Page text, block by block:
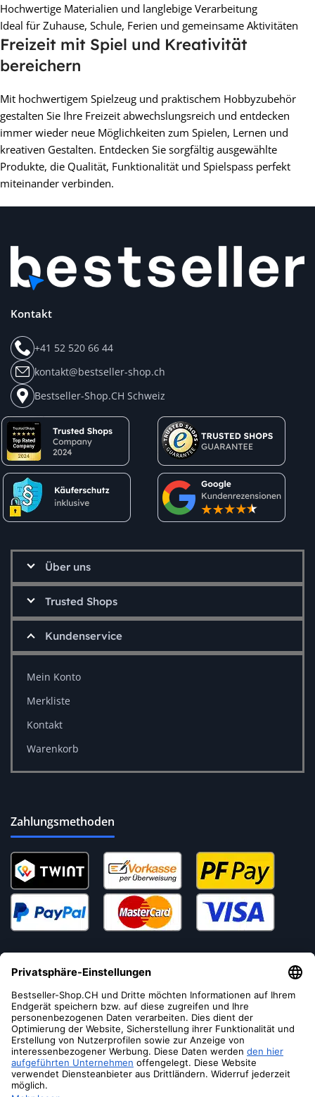
Hochwertige Materialien und langlebige Verarbeitung
Ideal für Zuhause, Schule, Ferien und gemeinsame Aktivitäten
Freizeit mit Spiel und Kreativität
bereichern
Mit hochwertigem Spielzeug und praktischem Hobbyzubehör
gestalten Sie Ihre Freizeit abwechslungsreich und entdecken
immer wieder neue Möglichkeiten zum Spielen, Lernen und
kreativen Gestalten. Entdecken Sie sorgfältig ausgewählte
Produkte, die Qualität, Funktionalität und Spielspass perfekt
miteinander verbinden.
Kontakt
+41 52 520 66 44
kontakt@bestseller-shop.ch
Bestseller-Shop.CH Schweiz
Über uns
Trusted Shops
Kundenservice
Mein Konto
Merkliste
Kontakt
Warenkorb
Zahlungsmethoden
Versandoptionen
Soziale Medien